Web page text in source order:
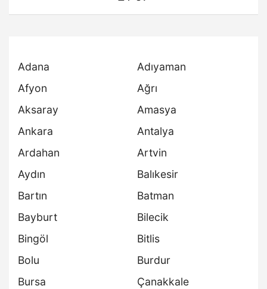
Adana
Adıyaman
Afyon
Ağrı
Aksaray
Amasya
Ankara
Antalya
Ardahan
Artvin
Aydın
Balıkesir
Bartın
Batman
Bayburt
Bilecik
Bingöl
Bitlis
Bolu
Burdur
Bursa
Çanakkale